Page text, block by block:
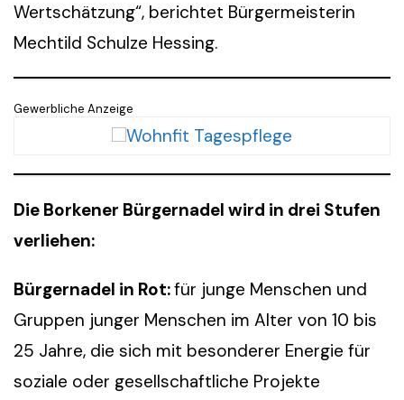
Wertschätzung“, berichtet Bürgermeisterin
Mechtild Schulze Hessing.
Gewerbliche Anzeige
Die Borkener Bürgernadel wird in drei Stufen
verliehen:
Bürgernadel in Rot:für junge Menschen und
Gruppen junger Menschen im Alter von 10 bis
25 Jahre, die sich mit besonderer Energie für
soziale oder gesellschaftliche Projekte